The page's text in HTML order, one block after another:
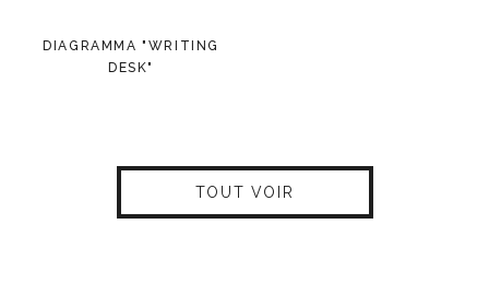
DIAGRAMMA "WRITING
DESK"
TOUT VOIR